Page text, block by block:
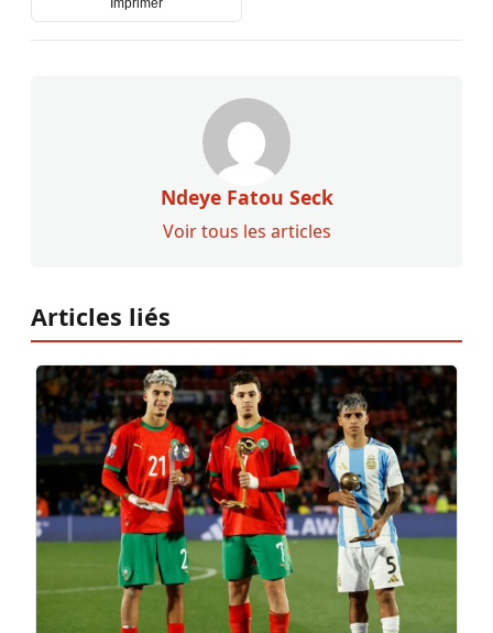
Imprimer
Ndeye Fatou Seck
Voir tous les articles
Articles liés